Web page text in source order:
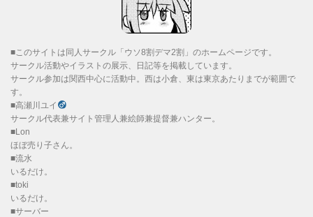
■このサイトは同人サークル「ウソ8割デマ2割」のホームページです。
サークル活動やイラストの展示、日記等を掲載しています。
サークル参加は関西中心に活動中。西は小倉、東は東京あたりまでが範囲で
す。
■高瀬川ユイ
サークル代表兼サイト管理人兼絵師兼提督兼ハンター。
■Lon
ほぼ売り子さん。
■流水
いるだけ。
■toki
いるだけ。
■サーバー